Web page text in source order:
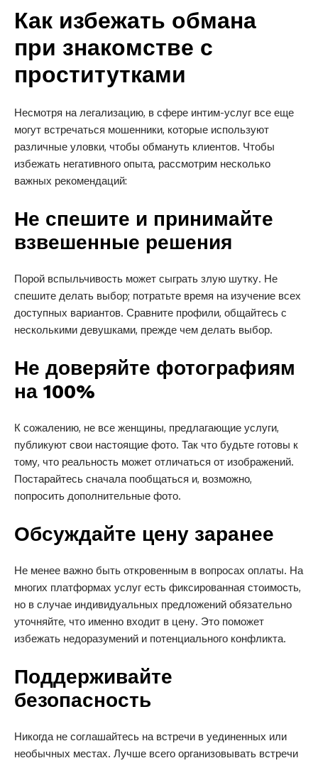
Как избежать обмана
при знакомстве с
проститутками
Несмотря на легализацию, в сфере интим-услуг все еще
могут встречаться мошенники, которые используют
различные уловки, чтобы обмануть клиентов. Чтобы
избежать негативного опыта, рассмотрим несколько
важных рекомендаций:
Не спешите и принимайте
взвешенные решения
Порой вспыльчивость может сыграть злую шутку. Не
спешите делать выбор; потратьте время на изучение всех
доступных вариантов. Сравните профили, общайтесь с
несколькими девушками, прежде чем делать выбор.
Не доверяйте фотографиям
на 100%
К сожалению, не все женщины, предлагающие услуги,
публикуют свои настоящие фото. Так что будьте готовы к
тому, что реальность может отличаться от изображений.
Постарайтесь сначала пообщаться и, возможно,
попросить дополнительные фото.
Обсуждайте цену заранее
Не менее важно быть откровенным в вопросах оплаты. На
многих платформах услуг есть фиксированная стоимость,
но в случае индивидуальных предложений обязательно
уточняйте, что именно входит в цену. Это поможет
избежать недоразумений и потенциального конфликта.
Поддерживайте
безопасность
Никогда не соглашайтесь на встречи в уединенных или
необычных местах. Лучше всего организовывать встречи